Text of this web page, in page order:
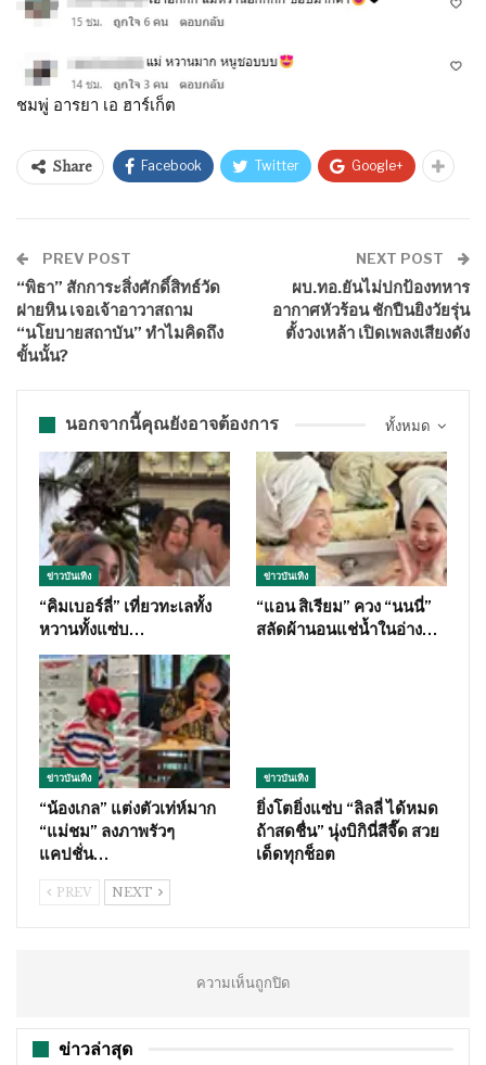
ชมพู่ อารยา เอ ฮาร์เก็ต
Share Facebook Twitter Google+
PREV POST
“พิธา” สักการะสิ่งศักดิ์สิทธ์วัด
ฝายหิน เจอเจ้าอาวาสถาม
“นโยบายสถาบัน” ทำไมคิดถึง
ขั้นนั้น?
NEXT POST
ผบ.ทอ.ยันไม่ปกป้องทหาร
อากาศหัวร้อน ชักปืนยิงวัยรุ่น
ตั้งวงเหล้า เปิดเพลงเสียงดัง
ทั้งหมด
นอกจากนี้คุณยังอาจต้องการ
ข่าวบันเทิง
“คิมเบอร์ลี่” เที่ยวทะเลทั้ง
หวานทั้งแซ่บ…
ข่าวบันเทิง
“แอน สิเรียม” ควง “นนนี่”
สลัดผ้านอนแช่น้ำในอ่าง…
ข่าวบันเทิง
“น้องเกล” แต่งตัวเท่ห์มาก
“แม่ชม” ลงภาพรัวๆ
แคปชั่น…
ข่าวบันเทิง
ยิ่งโตยิ่งแซ่บ “ลิลลี่ ได้หมด
ถ้าสดชื่น” นุ่งบิกินี่สีจี๊ด สวย
เด็ดทุกช็อต
PREV NEXT
ความเห็นถูกปิด
ข่าวล่าสุด